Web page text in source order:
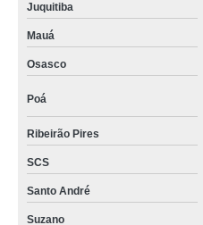
Juquitiba
Mauá
Osasco
Poá
Ribeirão Pires
SCS
Santo André
Suzano